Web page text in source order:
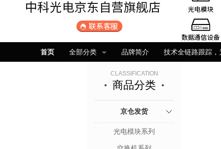
首页 全部分类 品牌简介 技术全链路跟踪
CLASSIFICATION
商品分类
京仓发货
光电模块系列